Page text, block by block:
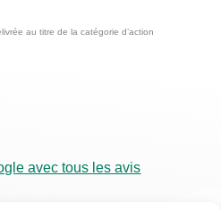
au titre de la catégorie d’action
avec tous les avis